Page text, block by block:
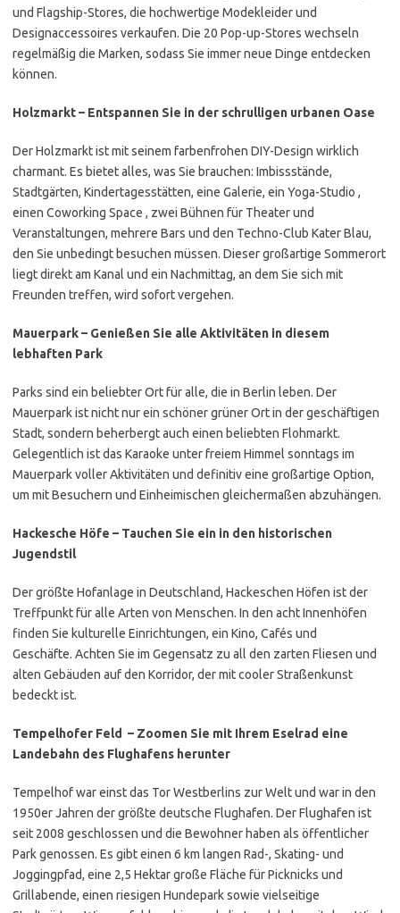
und Flagship-Stores, die hochwertige Modekleider und
Designaccessoires verkaufen. Die 20 Pop-up-Stores wechseln
regelmäßig die Marken, sodass Sie immer neue Dinge entdecken
können.
Holzmarkt– Entspannen Sie in der schrulligen urbanen Oase
Der Holzmarkt ist mit seinem farbenfrohen DIY-Design wirklich
charmant. Es bietet alles, was Sie brauchen: Imbissstände,
Stadtgärten, Kindertagesstätten, eine Galerie, ein Yoga-Studio ,
einen Coworking Space , zwei Bühnen für Theater und
Veranstaltungen, mehrere Bars und den Techno-Club Kater Blau,
den Sie unbedingt besuchen müssen. Dieser großartige Sommerort
liegt direkt am Kanal und ein Nachmittag, an dem Sie sich mit
Freunden treffen, wird sofort vergehen.
Mauerpark – Genießen Sie alle Aktivitäten in diesem
lebhaften Park
Parks sind ein beliebter Ort für alle, die in Berlin leben. Der
Mauerpark ist nicht nur ein schöner grüner Ort in der geschäftigen
Stadt, sondern beherbergt auch einen beliebten Flohmarkt.
Gelegentlich ist das Karaoke unter freiem Himmel sonntags im
Mauerpark voller Aktivitäten und definitiv eine großartige Option,
um mit Besuchern und Einheimischen gleichermaßen abzuhängen.
Hackesche Höfe – Tauchen Sie ein in den historischen
Jugendstil
Dergrößte Hofanlage in Deutschland, Hackeschen Höfen ist der
Treffpunkt für alle Arten von Menschen. In den acht Innenhöfen
finden Sie kulturelle Einrichtungen, ein Kino, Cafés und
Geschäfte. Achten Sie im Gegensatz zu all den zarten Fliesen und
alten Gebäuden auf den Korridor, der mit cooler Straßenkunst
bedeckt ist.
Tempelhofer Feld – Zoomen Sie mit Ihrem Eselrad eine
Landebahn des Flughafens herunter
Tempelhof war einst das Tor Westberlins zur Welt und war in den
1950er Jahren der größte deutsche Flughafen. Der Flughafen ist
seit 2008 geschlossen und die Bewohner haben als öffentlicher
Park genossen. Es gibt einen 6 km langen Rad-, Skating- und
Joggingpfad, eine 2,5 Hektar große Fläche für Picknicks und
Grillabende, einen riesigen Hundepark sowie vielseitige